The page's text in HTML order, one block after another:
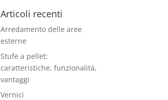
Articoli recenti
Arredamento delle aree
esterne
Stufe a pellet:
caratteristiche, funzionalità,
vantaggi
Vernici